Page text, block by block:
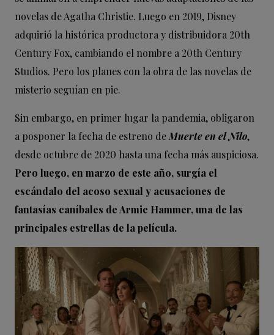
novelas de Agatha Christie. Luego en 2019, Disney
adquirió la histórica productora y distribuidora 20th
Century Fox, cambiando el nombre a 20th Century
Studios. Pero los planes con la obra de las novelas de
misterio seguían en pie.
Sin embargo, en primer lugar la pandemia, obligaron
a posponer la fecha de estreno de Muerte en el Nilo,
desde octubre de 2020 hasta una fecha más auspiciosa.
Pero luego, en marzo de este año, surgía el
escándalo del acoso sexual y acusaciones de
fantasías caníbales de Armie Hammer, una de las
principales estrellas de la película.